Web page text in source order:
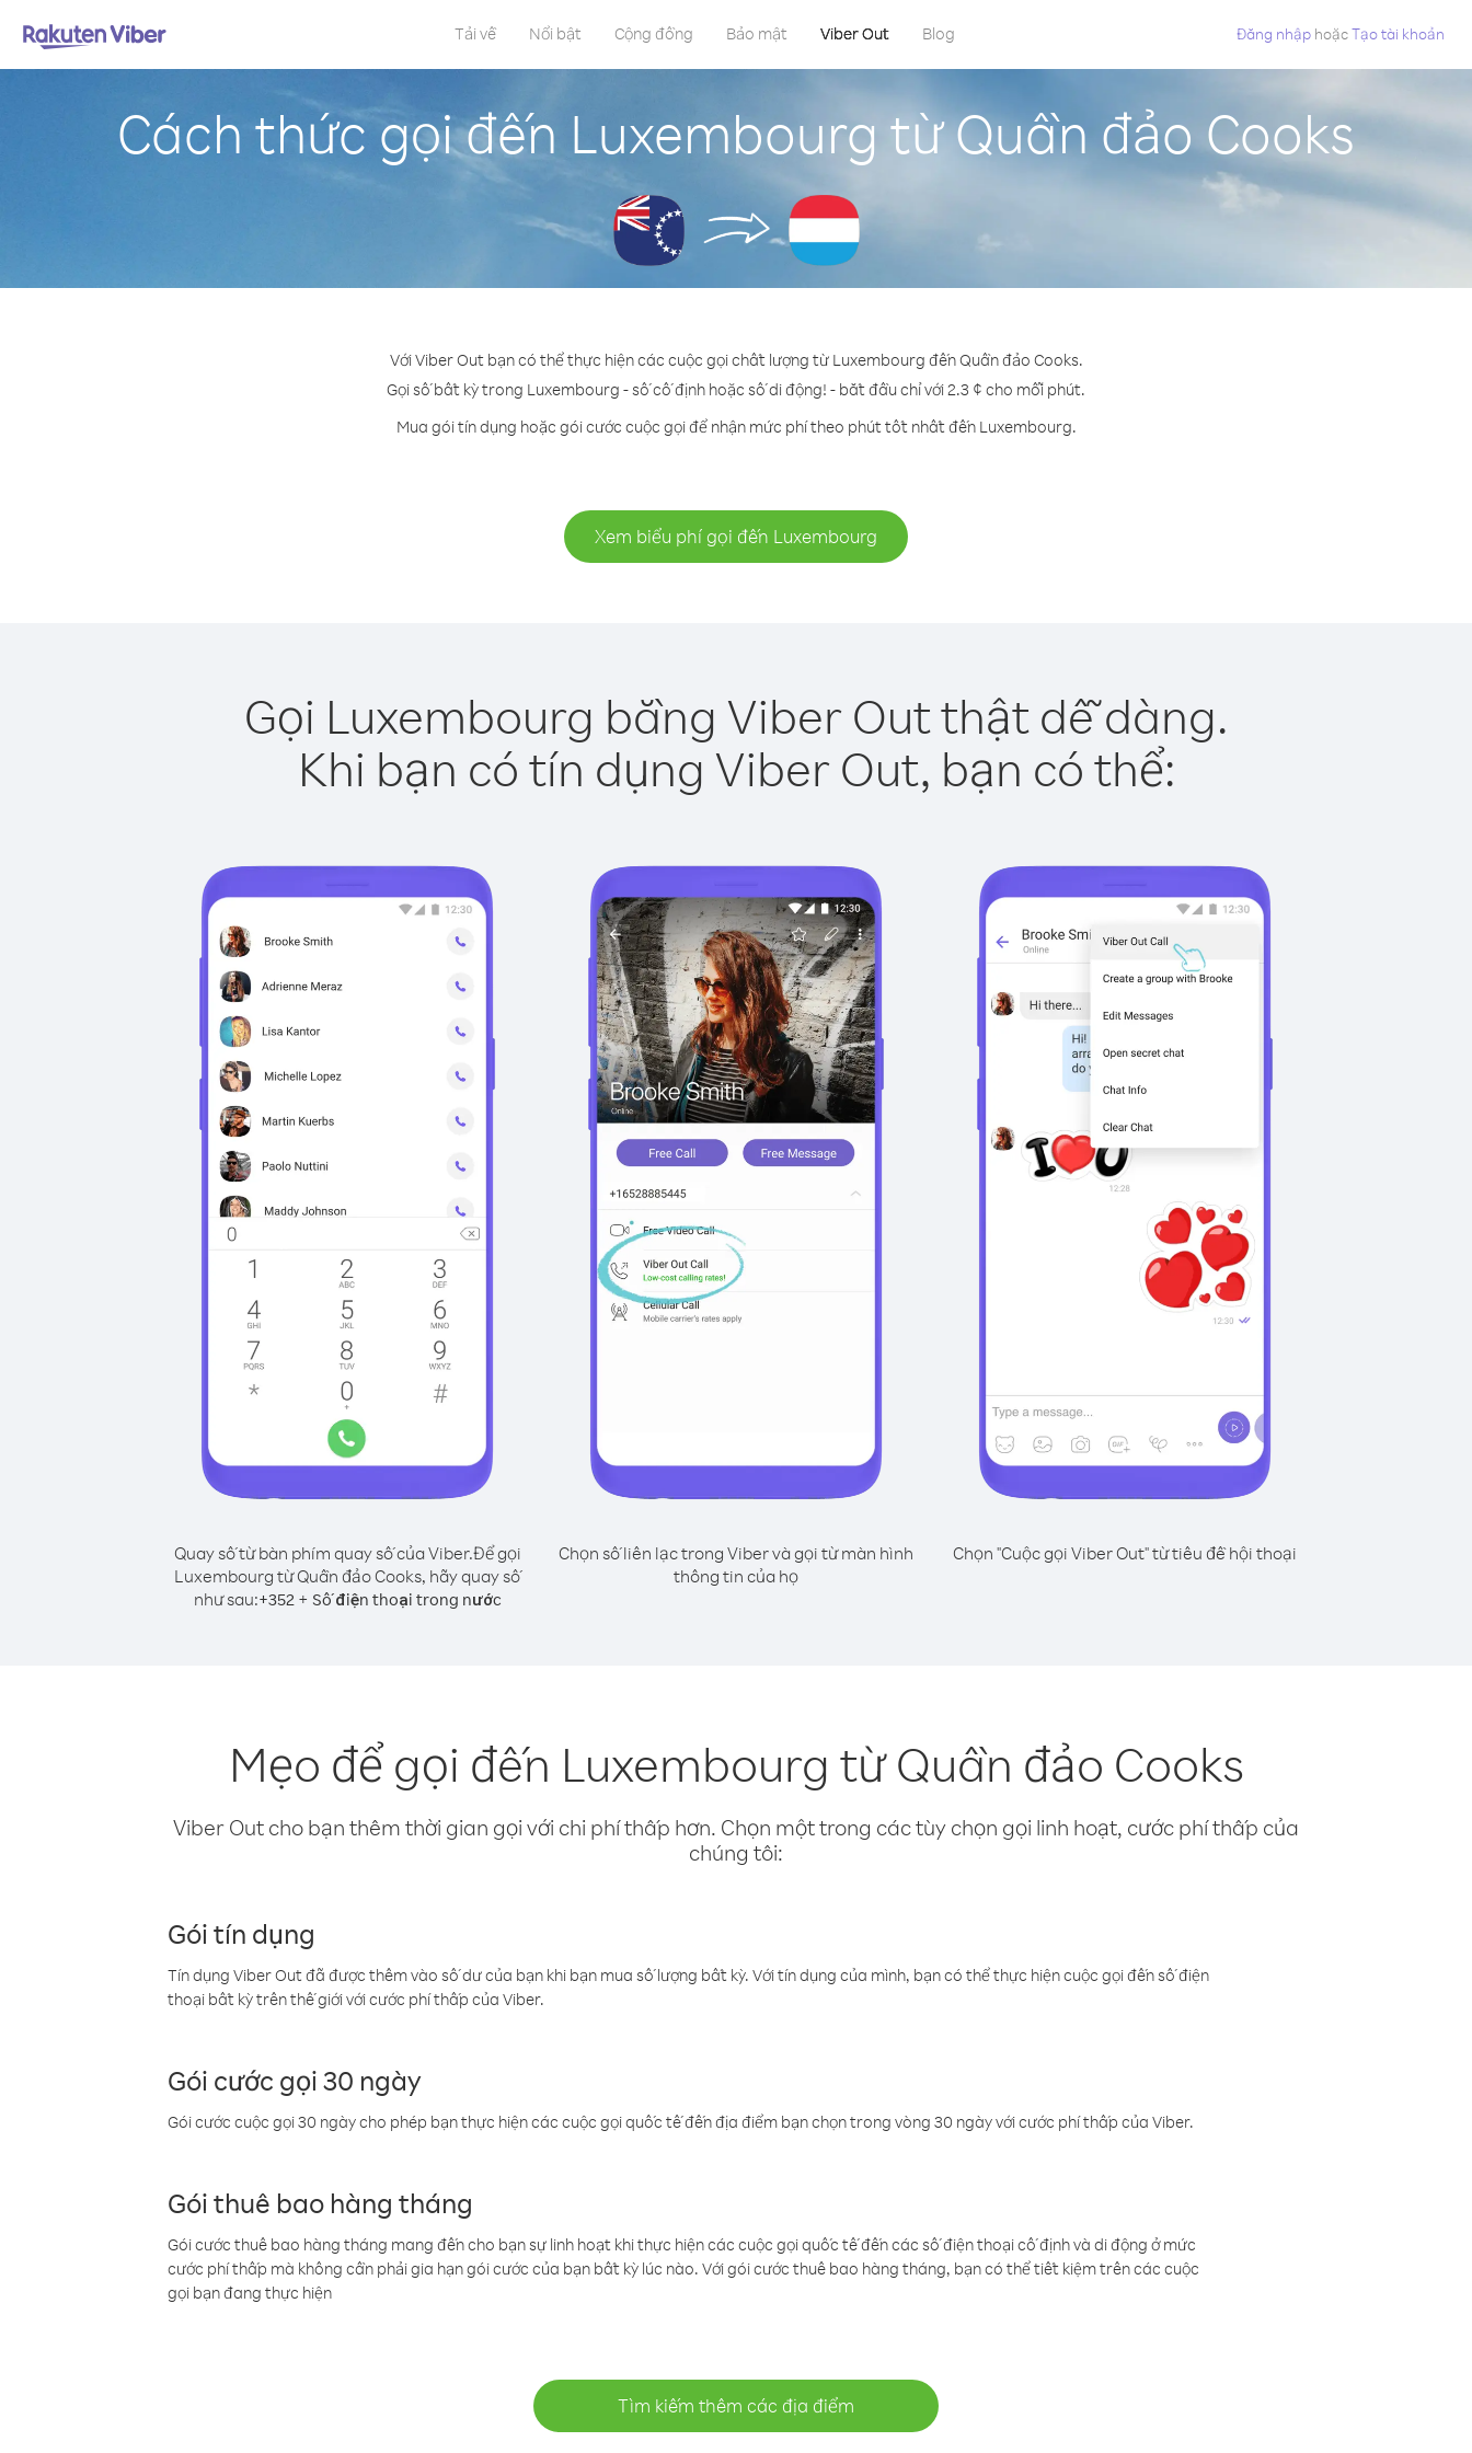
Tải về Nổi bật Cộng đồng Bảo mật Viber Out Blog Đăng nhập hoặcTạo tài khoản
Cách thức gọi đến Luxembourg từ Quần đảo Cooks
Với Viber Out bạn có thể thực hiện các cuộc gọi chất lượng từ Luxembourg đến Quần đảo Cooks.
Gọi số bất kỳ trong Luxembourg - số cố định hoặc số di động! - bắt đầu chỉ với 2.3 ¢ cho mỗi phút.
Mua gói tín dụng hoặc gói cước cuộc gọi để nhận mức phí theo phút tốt nhất đến Luxembourg.
Xem biểu phí gọi đến Luxembourg
Gọi Luxembourg bằng Viber Out thật dễ dàng.
Khi bạn có tín dụng Viber Out, bạn có thể:
Quay số từ bàn phím quay số của Viber.Để gọi
Luxembourg từ Quần đảo Cooks, hãy quay số
như sau:+352+ Số điện thoại trong nước
Chọn số liên lạc trong Viber và gọi từ màn hình
thông tin của họ
Chọn "Cuộc gọi Viber Out" từ tiêu đề hội thoại
Mẹo để gọi đến Luxembourg từ Quần đảo Cooks
Viber Out cho bạn thêm thời gian gọi với chi phí thấp hơn. Chọn một trong các tùy chọn gọi linh hoạt, cước phí thấp của
chúng tôi:
Gói tín dụng
Tín dụng Viber Out đã được thêm vào số dư của bạn khi bạn mua số lượng bất kỳ. Với tín dụng của mình, bạn có thể thực hiện cuộc gọi đến số điện
thoại bất kỳ trên thế giới với cước phí thấp của Viber.
Gói cước gọi 30 ngày
Gói cước cuộc gọi 30 ngày cho phép bạn thực hiện các cuộc gọi quốc tế đến địa điểm bạn chọn trong vòng 30 ngày với cước phí thấp của Viber.
Gói thuê bao hàng tháng
Gói cước thuê bao hàng tháng mang đến cho bạn sự linh hoạt khi thực hiện các cuộc gọi quốc tế đến các số điện thoại cố định và di động ở mức
cước phí thấp mà không cần phải gia hạn gói cước của bạn bất kỳ lúc nào. Với gói cước thuê bao hàng tháng, bạn có thể tiết kiệm trên các cuộc
gọi bạn đang thực hiện
Tìm kiếm thêm các địa điểm